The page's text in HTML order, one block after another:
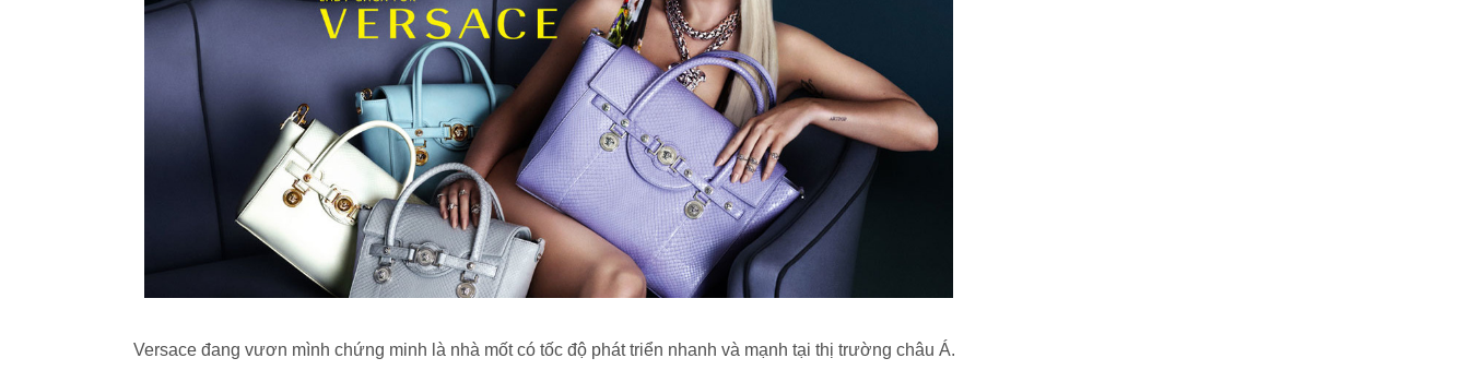
Versace đang vươn mình chứng minh là nhà mốt có tốc độ phát triển nhanh và mạnh tại thị trường châu Á.